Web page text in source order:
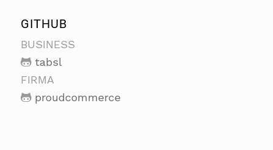
GITHUB
BUSINESS
tabsl
FIRMA
proudcommerce